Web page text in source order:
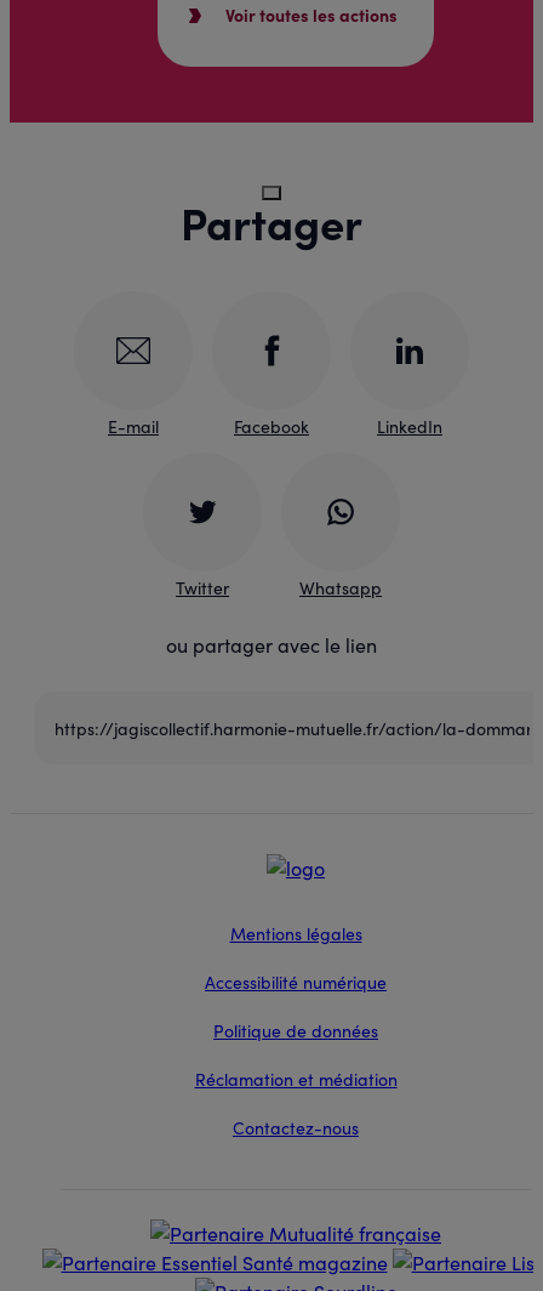
Voir toutes les actions
Partager
E-mail Facebook LinkedIn
Twitter Whatsapp
ou partager avec le lien
Mentions légales
Accessibilité numérique
Politique de données
Réclamation et médiation
Contactez-nous